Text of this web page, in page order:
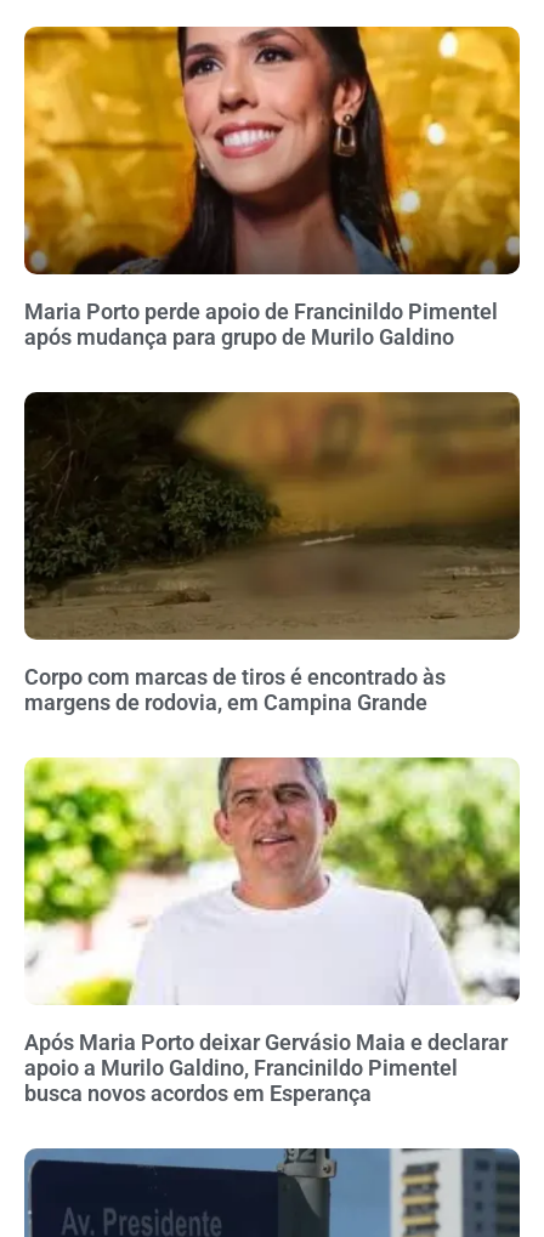
Maria Porto perde apoio de Francinildo Pimentel
após mudança para grupo de Murilo Galdino
Corpo com marcas de tiros é encontrado às
margens de rodovia, em Campina Grande
Após Maria Porto deixar Gervásio Maia e declarar
apoio a Murilo Galdino, Francinildo Pimentel
busca novos acordos em Esperança